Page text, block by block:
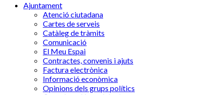
Ajuntament
Atenció ciutadana
Cartes de serveis
Catàleg de tràmits
Comunicació
El Meu Espai
Contractes, convenis i ajuts
Factura electrònica
Informació econòmica
Opinions dels grups polítics